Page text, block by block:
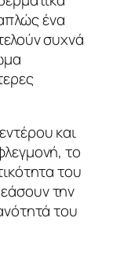
ένα
συχνά
και
το
του
την
του